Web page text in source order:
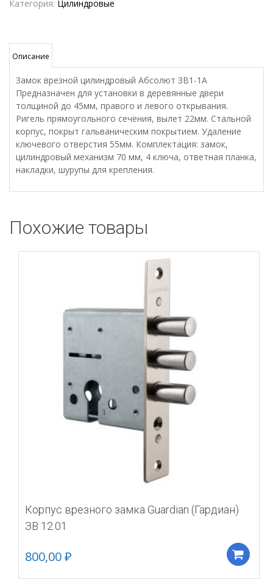
Абсолют
Категория: Цилиндровые
Описание
Замок врезной цилиндровый Абсолют ЗВ1-1А
Предназначен для установки в деревянные двери
толщиной до 45мм, правого и левого открывания.
Ригель прямоугольного сечения, вылет 22мм. Стальной
корпус, покрыт гальваническим покрытием. Удаление
ключевого отверстия 55мм. Комплектация: замок,
цилиндровый механизм 70 мм, 4 ключа, ответная планка,
накладки, шурупы для крепления.
Похожие товары
Корпус врезного замка Guardian (Гардиан)
ЗВ 12.01
800,00₽